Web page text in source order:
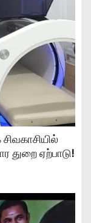
துறை ஏற்பாடு!